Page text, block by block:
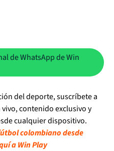
de WhatsApp de Win
del deporte, suscríbete a
contenido exclusivo y
cualquier dispositivo.
colombiano desde
a Win Play